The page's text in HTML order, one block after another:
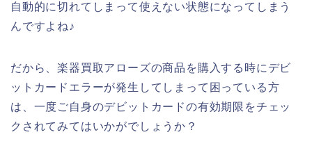
自動的に切れてしまって使えない状態になってしまう
んですよね♪
だから、楽器買取アローズの商品を購入する時にデビ
ットカードエラーが発生してしまって困っている方
は、一度ご自身のデビットカードの有効期限をチェッ
クされてみてはいかがでしょうか？